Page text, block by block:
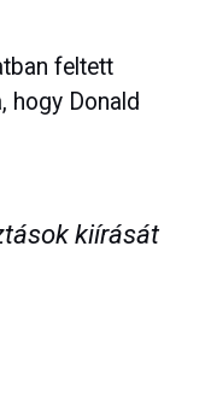
feltett
hogy Donald
kiírását